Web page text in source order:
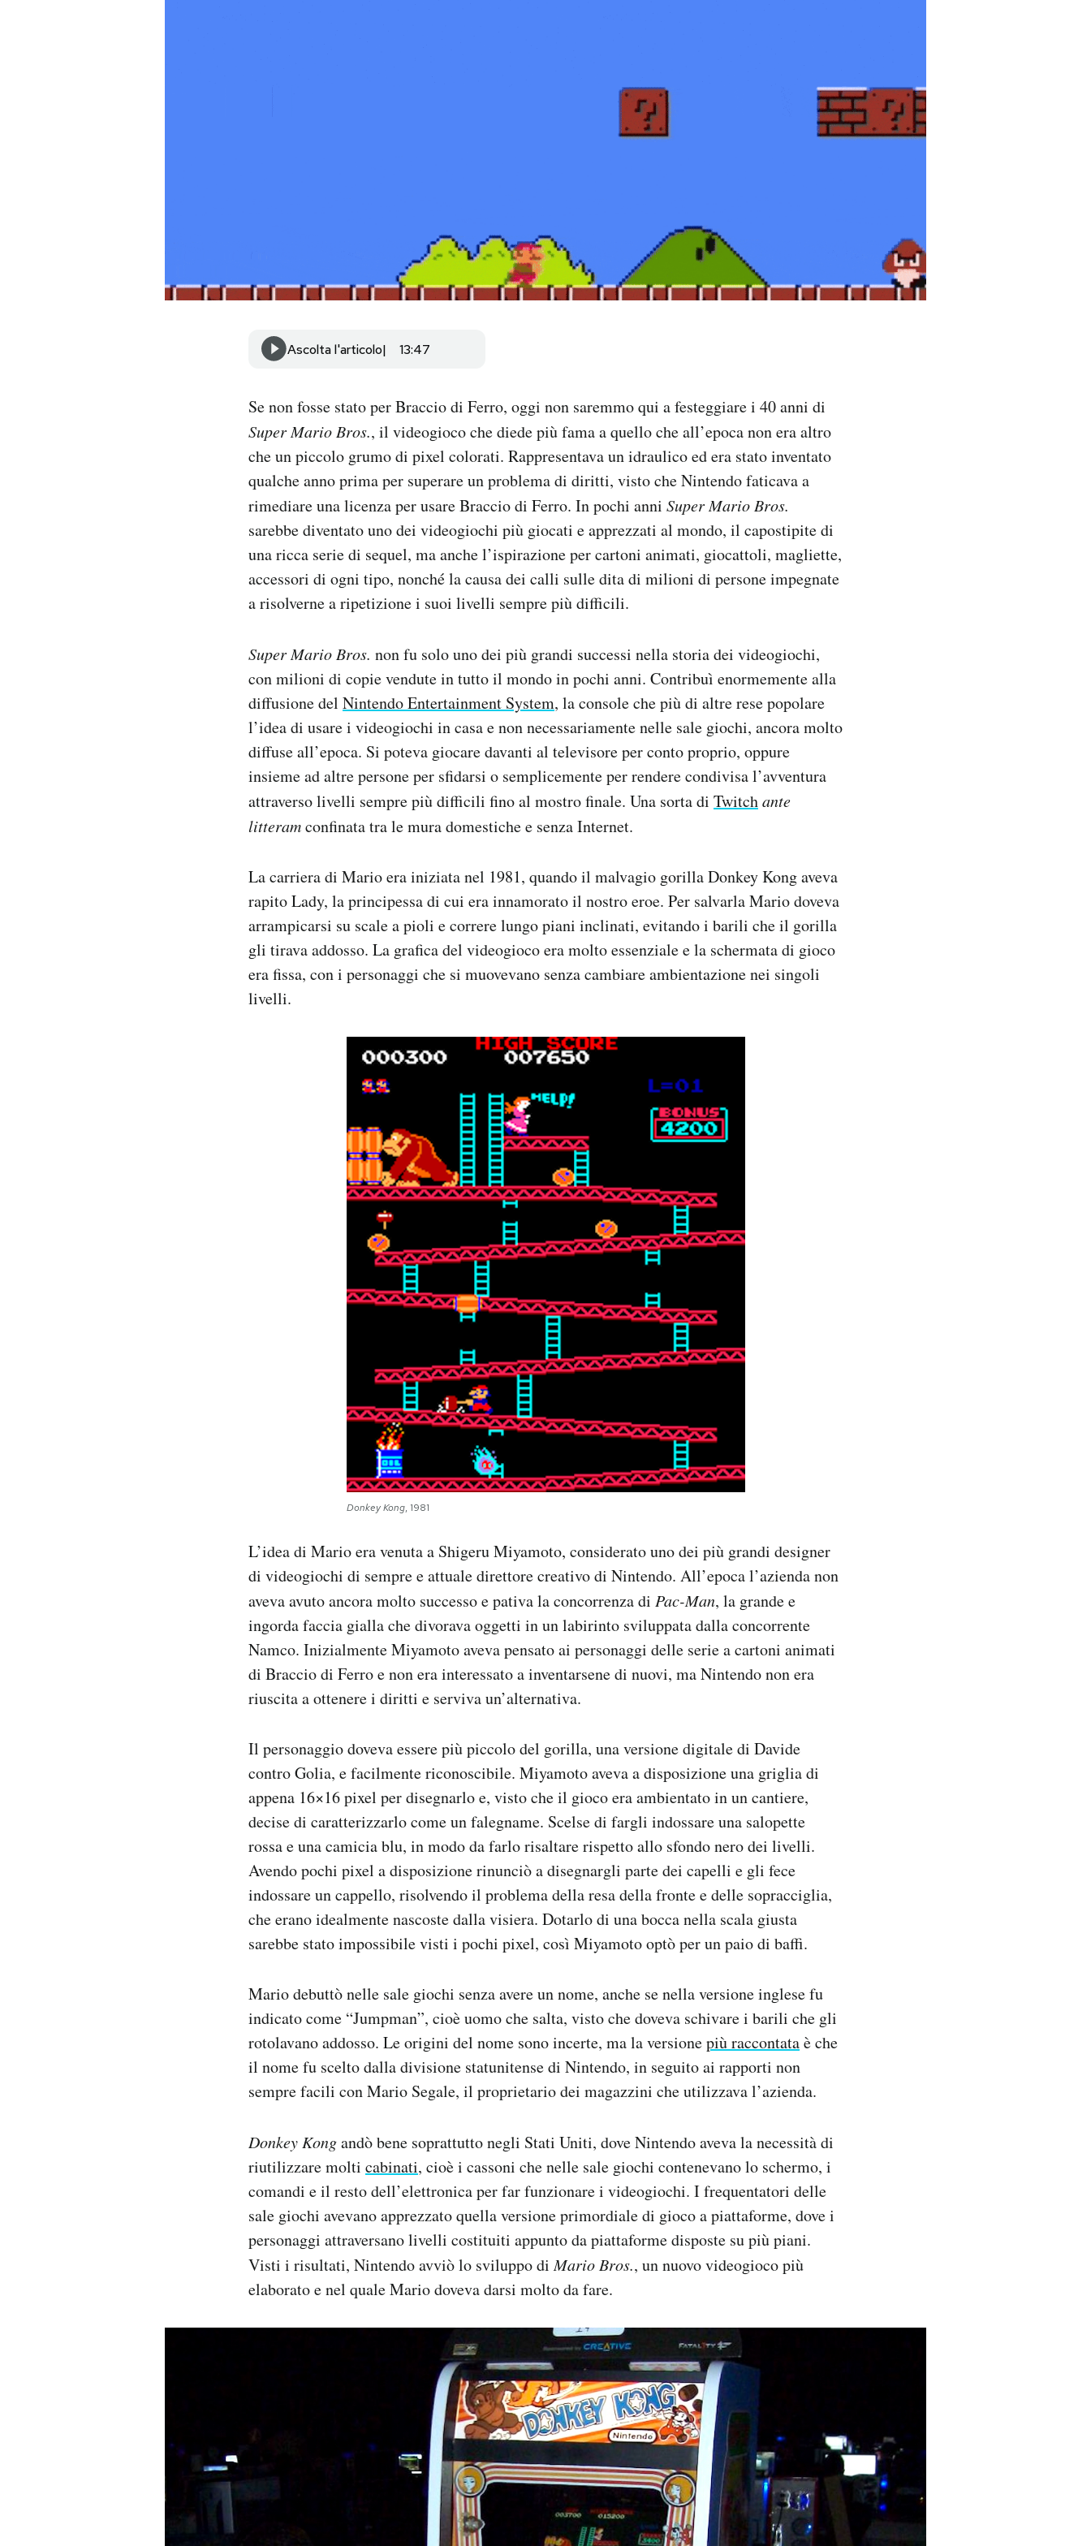
AREA PERSONALE
Ascolta l'articolo 13:47
Se non fosse stato per Braccio di Ferro, oggi non saremmo qui a festeggiare i 40 anni di
Super Mario Bros., il videogioco che diede più fama a quello che all’epoca non era altro
che un piccolo grumo di pixel colorati. Rappresentava un idraulico ed era stato inventato
qualche anno prima per superare un problema di diritti, visto che Nintendo faticava a
rimediare una licenza per usare Braccio di Ferro. In pochi anni Super Mario Bros.
sarebbe diventato uno dei videogiochi più giocati e apprezzati al mondo, il capostipite di
una ricca serie di sequel, ma anche l’ispirazione per cartoni animati, giocattoli, magliette,
accessori di ogni tipo, nonché la causa dei calli sulle dita di milioni di persone impegnate
a risolverne a ripetizione i suoi livelli sempre più difficili.
Super Mario Bros. non fu solo uno dei più grandi successi nella storia dei videogiochi,
con milioni di copie vendute in tutto il mondo in pochi anni. Contribuì enormemente alla
diffusione del Nintendo Entertainment System, la console che più di altre rese popolare
l’idea di usare i videogiochi in casa e non necessariamente nelle sale giochi, ancora molto
diffuse all’epoca. Si poteva giocare davanti al televisore per conto proprio, oppure
insieme ad altre persone per sfidarsi o semplicemente per rendere condivisa l’avventura
attraverso livelli sempre più difficili fino al mostro finale. Una sorta di Twitchante
litteramconfinata tra le mura domestiche e senza Internet.
La carriera di Mario era iniziata nel 1981, quando il malvagio gorilla Donkey Kong aveva
rapito Lady, la principessa di cui era innamorato il nostro eroe. Per salvarla Mario doveva
arrampicarsi su scale a pioli e correre lungo piani inclinati, evitando i barili che il gorilla
gli tirava addosso. La grafica del videogioco era molto essenziale e la schermata di gioco
era fissa, con i personaggi che si muovevano senza cambiare ambientazione nei singoli
livelli.
Donkey Kong, 1981
L’idea di Mario era venuta a Shigeru Miyamoto, considerato uno dei più grandi designer
di videogiochi di sempre e attuale direttore creativo di Nintendo. All’epoca l’azienda non
aveva avuto ancora molto successo e pativa la concorrenza di Pac-Man, la grande e
ingorda faccia gialla che divorava oggetti in un labirinto sviluppata dalla concorrente
Namco. Inizialmente Miyamoto aveva pensato ai personaggi delle serie a cartoni animati
di Braccio di Ferro e non era interessato a inventarsene di nuovi, ma Nintendo non era
riuscita a ottenere i diritti e serviva un’alternativa.
Il personaggio doveva essere più piccolo del gorilla, una versione digitale di Davide
contro Golia, e facilmente riconoscibile. Miyamoto aveva a disposizione una griglia di
appena 16×16 pixel per disegnarlo e, visto che il gioco era ambientato in un cantiere,
decise di caratterizzarlo come un falegname. Scelse di fargli indossare una salopette
rossa e una camicia blu, in modo da farlo risaltare rispetto allo sfondo nero dei livelli.
Avendo pochi pixel a disposizione rinunciò a disegnargli parte dei capelli e gli fece
indossare un cappello, risolvendo il problema della resa della fronte e delle sopracciglia,
che erano idealmente nascoste dalla visiera. Dotarlo di una bocca nella scala giusta
sarebbe stato impossibile visti i pochi pixel, così Miyamoto optò per un paio di baffi.
Mario debuttò nelle sale giochi senza avere un nome, anche se nella versione inglese fu
indicato come “Jumpman”, cioè uomo che salta, visto che doveva schivare i barili che gli
rotolavano addosso. Le origini del nome sono incerte, ma la versionepiù raccontataè che
il nome fu scelto dalla divisione statunitense di Nintendo, in seguito ai rapporti non
sempre facili con Mario Segale, il proprietario dei magazzini che utilizzava l’azienda.
Donkey Kongandò bene soprattutto negli Stati Uniti, dove Nintendo aveva la necessità di
riutilizzare molti cabinati, cioè i cassoni che nelle sale giochi contenevano lo schermo, i
comandi e il resto dell’elettronica per far funzionare i videogiochi. I frequentatori delle
sale giochi avevano apprezzato quella versione primordiale di gioco a piattaforme, dove i
personaggi attraversano livelli costituiti appunto da piattaforme disposte su più piani.
Visti i risultati, Nintendo avviò lo sviluppo diMario Bros., un nuovo videogioco più
elaborato e nel quale Mario doveva darsi molto da fare.